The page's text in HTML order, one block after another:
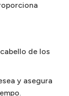
de los
y asegura